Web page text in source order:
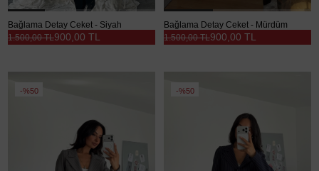
Bağlama Detay Ceket - Siyah
900,00 TL
1.500,00 TL
Bağlama Detay Ceket - Mürdüm
900,00 TL
1.500,00 TL
%50 %50